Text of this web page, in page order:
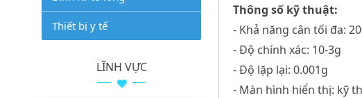
Thông số kỹ thuật:
- Khả năng cân tối đa:
- Độ chính xác: 10-3g
- Độ lặp lại: 0.001g
- Màn hình hiển thị: kỹ
Thiết bị y tế
LĨNH VỰC